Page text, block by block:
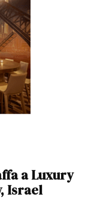
a Luxury
Israel